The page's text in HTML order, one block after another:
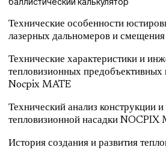
Технические особенности
лазерных дальномеров и
Технические характеристики и
тепловизионных предобъективных
Nocpix MATE
Технический анализ конструкции
тепловизионной насадки NOCPIX
История создания и развития